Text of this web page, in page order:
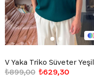
V Yaka Triko Süveter Yeşil
₺629,30
₺899,00